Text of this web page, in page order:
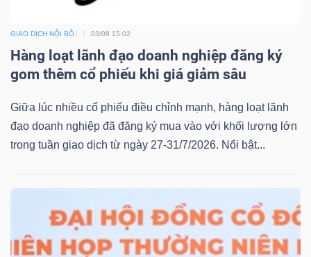
GIAO DỊCH NỘI BỘ 03/08 15:02
Hàng loạt lãnh đạo doanh nghiệp đăng ký
gom thêm cổ phiếu khi giá giảm sâu
Giữa lúc nhiều cổ phiếu điều chỉnh mạnh, hàng loạt lãnh
đạo doanh nghiệp đã đăng ký mua vào với khối lượng lớn
trong tuần giao dịch từ ngày 27-31/7/2026. Nổi bật...